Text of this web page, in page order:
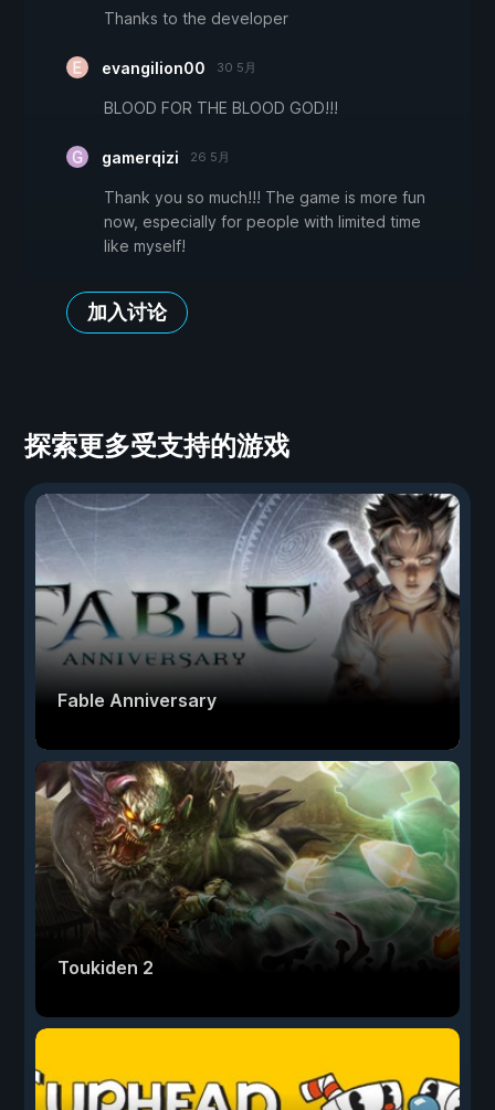
Thanks to the developer
evangilion00 30 5月
BLOOD FOR THE BLOOD GOD!!!
gamerqizi 26 5月
Thank you so much!!! The game is more fun
now, especially for people with limited time
like myself!
加入讨论
探索更多受支持的游戏
Fable Anniversary
Toukiden 2